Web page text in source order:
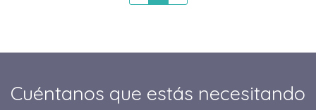
Cuéntanos que estás necesitando